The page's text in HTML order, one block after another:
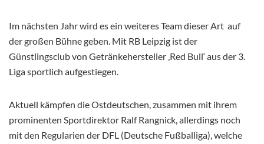
Im nächsten Jahr wird es ein weiteres Team dieser Art auf
der großen Bühne geben. Mit RB Leipzig ist der
Günstlingsclub von Getränkehersteller ‚Red Bull‘ aus der 3.
Liga sportlich aufgestiegen.
Aktuell kämpfen die Ostdeutschen, zusammen mit ihrem
prominenten Sportdirektor Ralf Rangnick, allerdings noch
mit den Regularien der DFL (Deutsche Fußballiga), welche